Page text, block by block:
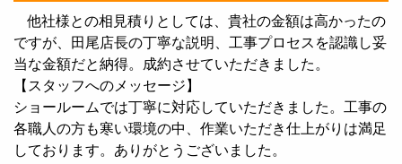
他社様との相見積りとしては、貴社の金額は高かったの
ですが、田尾店長の丁寧な説明、工事プロセスを認識し妥
当な金額だと納得。成約させていただきました。
【スタッフへのメッセージ】
ショールームでは丁寧に対応していただきました。工事の
各職人の方も寒い環境の中、作業いただき仕上がりは満足
しております。ありがとうございました。